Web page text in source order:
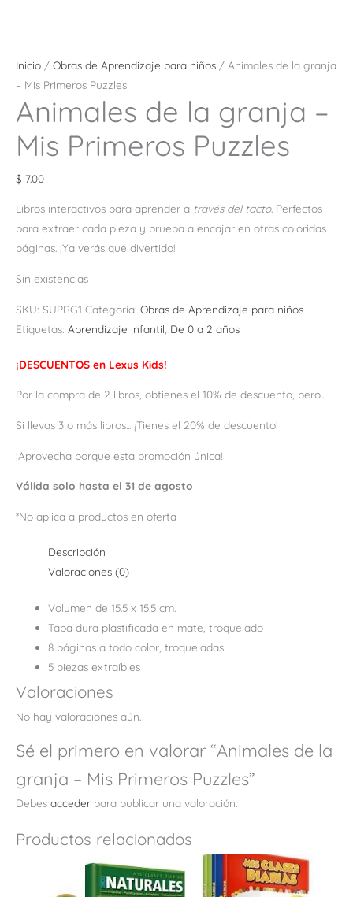
Inicio / Obras de Aprendizaje para niños / Animales de la granja
– Mis Primeros Puzzles
Animales de la granja –
Mis Primeros Puzzles
$ 7.00
Libros interactivos para aprender a través del tacto. Perfectos
para extraer cada pieza y prueba a encajar en otras coloridas
páginas. ¡Ya verás qué divertido!
Sin existencias
SKU: SUPRG1 Categoría: Obras de Aprendizaje para niños
Etiquetas: Aprendizaje infantil De 0 a 2 años
¡DESCUENTOS en Lexus Kids!
Por la compra de 2 libros, obtienes el 10% de descuento, pero...
Si llevas 3 o más libros... ¡Tienes el 20% de descuento!
¡Aprovecha porque esta promoción única!
Válida solo hasta el 31 de agosto
*No aplica a productos en oferta
Descripción
Valoraciones (0)
Volumen de 15.5 x 15.5 cm.
Tapa dura plastificada en mate, troquelado
8 páginas a todo color, troqueladas
5 piezas extraíbles
Valoraciones
No hay valoraciones aún.
Sé el primero en valorar “Animales de la
granja – Mis Primeros Puzzles”
Debes acceder para publicar una valoración.
Productos relacionados